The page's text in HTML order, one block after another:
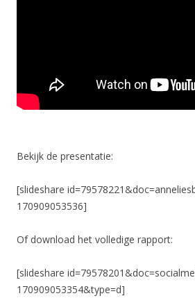
Bekijk de presentatie:
[slideshare
170909053536]
Of download het volledige rapport:
[slideshare
170909053354&type=d]